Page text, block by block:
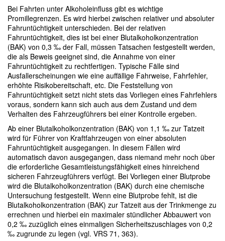
Bei Fahrten unter Alkoholeinfluss gibt es wichtige
Promillegrenzen. Es wird hierbei zwischen relativer und absoluter
Fahruntüchtigkeit unterschieden. Bei der relativen
Fahruntüchtigkeit, dies ist bei einer Blutalkoholkonzentration
(BAK) von 0,3 ‰ der Fall, müssen Tatsachen festgestellt werden,
die als Beweis geeignet sind, die Annahme von einer
Fahruntüchtigkeit zu rechtfertigen. Typische Fälle sind
Ausfallerscheinungen wie eine auffällige Fahrweise, Fahrfehler,
erhöhte Risikobereitschaft, etc. Die Feststellung von
Fahruntüchtigkeit setzt nicht stets das Vorliegen eines Fahrfehlers
voraus, sondern kann sich auch aus dem Zustand und dem
Verhalten des Fahrzeugführers bei einer Kontrolle ergeben.
Ab einer Blutalkoholkonzentration (BAK) von 1,1 ‰ zur Tatzeit
wird für Führer von Kraftfahrzeugen von einer absoluten
Fahruntüchtigkeit ausgegangen. In diesem Fällen wird
automatisch davon ausgegangen, dass niemand mehr noch über
die erforderliche Gesamtleistungsfähigkeit eines hinreichend
sicheren Fahrzeugführers verfügt. Bei Vorliegen einer Blutprobe
wird die Blutalkoholkonzentration (BAK) durch eine chemische
Untersuchung festgestellt. Wenn eine Blutprobe fehlt, ist die
Blutalkoholkonzentration (BAK) zur Tatzeit aus der Trinkmenge zu
errechnen und hierbei ein maximaler stündlicher Abbauwert von
0,2 ‰ zuzüglich eines einmaligen Sicherheitszuschlages von 0,2
‰ zugrunde zu legen (vgl. VRS 71, 363).